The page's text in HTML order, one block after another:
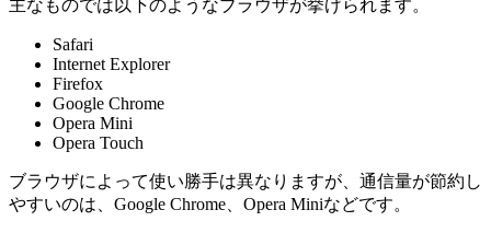
主なものでは以下のようなブラウザが挙げられます。
Safari
Internet Explorer
Firefox
Google Chrome
Opera Mini
Opera Touch
ブラウザによって使い勝手は異なりますが、通信量が節約し
やすいのは、Google Chrome、Opera Miniなどです。